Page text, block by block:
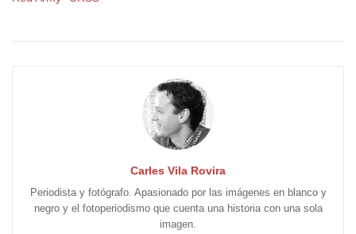
Carles Vila Rovira
Periodista y fotógrafo. Apasionado por las imágenes en blanco y
negro y el fotoperiodismo que cuenta una historia con una sola
imagen.